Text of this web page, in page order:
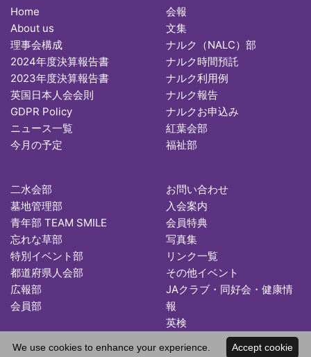
Home
About us
理事会構成
2024年度決算報告書
2023年度決算報告書
英国日本人会会則
GDPR Policy
ニュース一覧
今月の予定
会報
文集
ナルク（NALC）部
ナルク時間預託
ナルク利用例
ナルク報告
ナルクお申込み
紅葉会部
福祉部
二水会部
墓地管理部
青年部 TEAM SMILE
忘れな草部
特別イベント部
都道府県人会部
広報部
会員部
お問い合わせ
入会案内
会員特典
写真集
リンク一覧
その他イベント
JAクラブ・同好会・健康情
報
英検
Accept cookie
We use cookies to enhance your experience.